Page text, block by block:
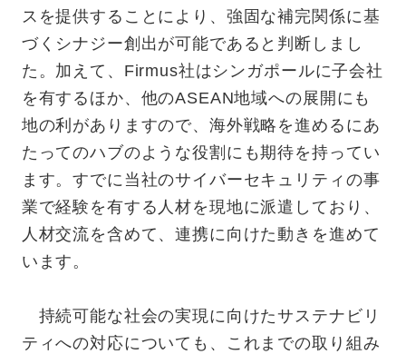
スを提供することにより、強固な補完関係に基
づくシナジー創出が可能であると判断しまし
た。加えて、Firmus社はシンガポールに子会社
を有するほか、他のASEAN地域への展開にも
地の利がありますので、海外戦略を進めるにあ
たってのハブのような役割にも期待を持ってい
ます。すでに当社のサイバーセキュリティの事
業で経験を有する人材を現地に派遣しており、
人材交流を含めて、連携に向けた動きを進めて
います。
持続可能な社会の実現に向けたサステナビリ
ティへの対応についても、これまでの取り組み